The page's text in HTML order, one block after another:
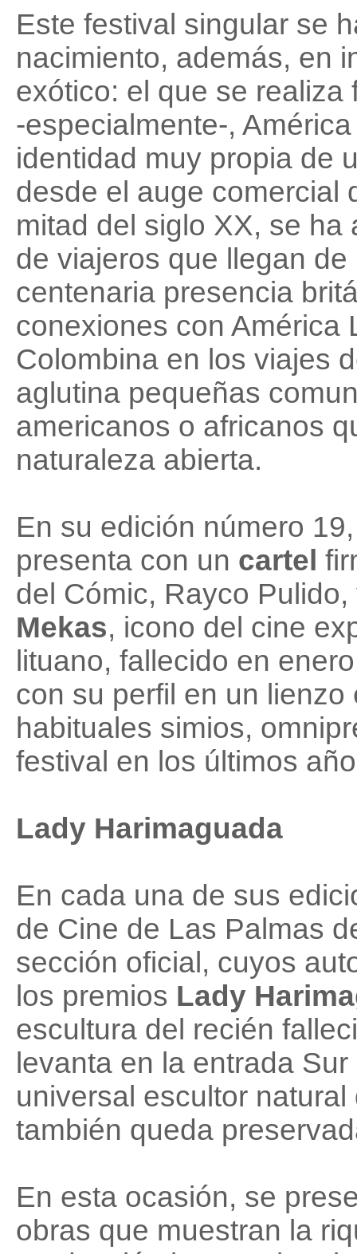
Este festival singular se
nacimiento, además, en
exótico: el que se
-especialmente-,
identidad muy propia de
desde el auge comercial
mitad del siglo XX, se
de viajeros que llegan
centenaria presencia
conexiones con América
Colombina en los viajes
aglutina pequeñas
americanos o africanos
naturaleza abierta.
En su edición número
presenta con un cartel
del Cómic, Rayco
Mekas, icono del cine
lituano, fallecido en
con su perfil en un
habituales simios,
festival en los últimos
Lady Harimaguada
En cada una de sus
de Cine de Las Palmas
sección oficial, cuyos
los premios Lady
escultura del recién
levanta en la entrada
universal escultor
también queda
En esta ocasión, se
obras que muestran la